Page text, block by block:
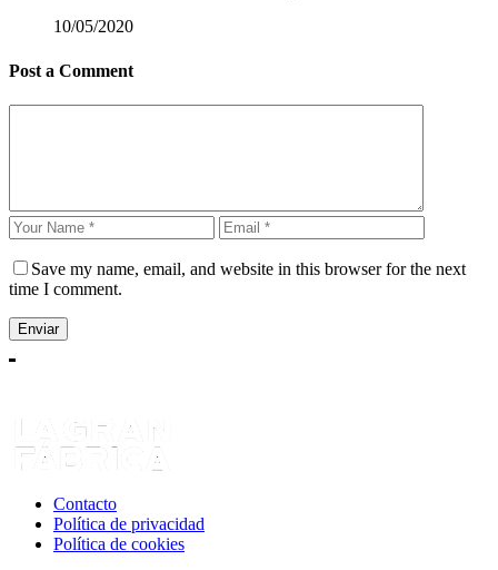
10/05/2020
Post a Comment
Save my name, email, and website in this browser for the next
time I comment.
Enviar
Contacto
Política de privacidad
Política de cookies